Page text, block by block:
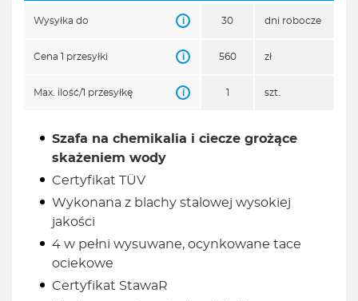
Wysyłka do i 30 dni robocze
Cena 1 przesyłki i 560 zł
Max. ilość/1 przesyłkę i szt.
Szafa na chemikalia i ciecze grożące
skażeniem wody
Certyfikat TÜV
Wykonana z blachy stalowej wysokiej
jakości
4 w pełni wysuwane, ocynkowane tace
ociekowe
Certyfikat StawaR